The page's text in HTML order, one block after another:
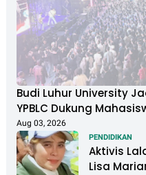
Budi Luhur University
YPBLC Dukung
Berkapasitas Ribuan
Aug 03, 2026
PENDIDIKAN
Aktivis
Lisa